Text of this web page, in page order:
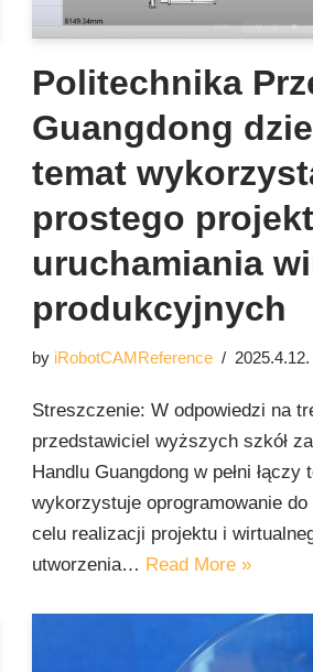
Politechnika
Guangdong
temat
prostego
uruchamiania
produkcyjnych
by iRobotCAMReference 2025.4.12.
Streszczenie: W odpowiedzi na
przedstawiciel wyższych szkół
Handlu Guangdong w pełni
wykorzystuje oprogramowanie
celu realizacji projektu i
utworzenia… Read More »